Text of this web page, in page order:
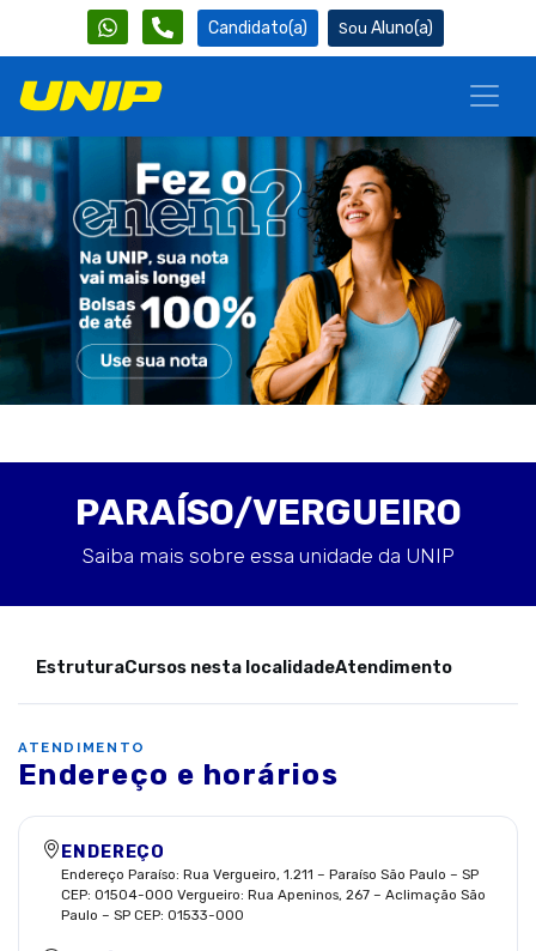
Candidato(a) Aluno(a)
PARAÍSO/VERGUEIRO
Saiba mais sobre essa unidade da UNIP
EstruturaCursos nesta localidadeAtendimento
ATENDIMENTO
Endereço e horários
ENDEREÇO
Endereço Paraíso: Rua Vergueiro, 1.211 – Paraíso São Paulo – SP
CEP: 01504-000 Vergueiro: Rua Apeninos, 267 – Aclimação São
Paulo – SP CEP: 01533-000